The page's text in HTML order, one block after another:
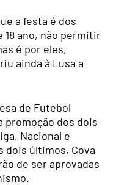
a festa é dos
ano, não permitir
é por eles,
ainda à Lusa a
de Futebol
promoção dos dois
Nacional e
dois últimos, Cova
de ser aprovadas